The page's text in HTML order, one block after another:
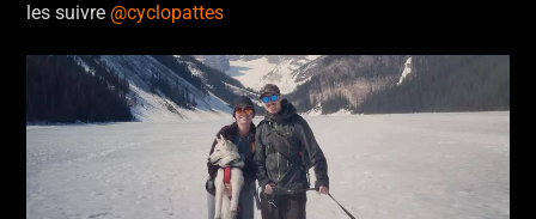
les suivre @cyclopattes